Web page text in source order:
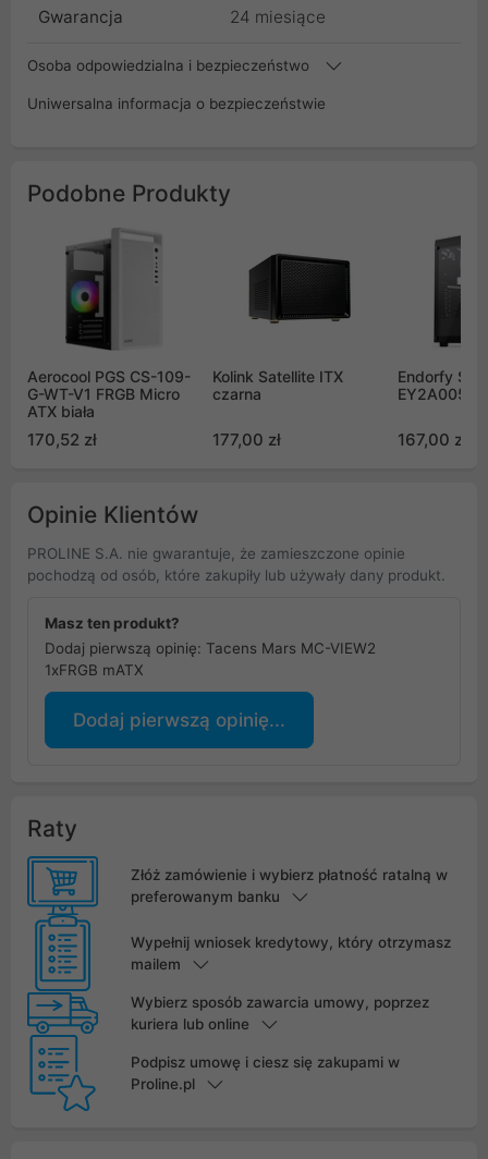
Gwarancja 24 miesiące
Osoba odpowiedzialna i bezpieczeństwo
Uniwersalna informacja o bezpieczeństwie
Podobne Produkty
Aerocool PGS CS-109-
G-WT-V1 FRGB Micro
ATX biała
170,52 zł
Kolink Satellite ITX
czarna
177,00 zł
Endorfy
EY2A005
167,00 zł
Opinie Klientów
PROLINE S.A. nie gwarantuje, że zamieszczone opinie
pochodzą od osób, które zakupiły lub używały dany produkt.
Masz ten produkt?
Dodaj pierwszą opinię: Tacens Mars MC-VIEW2
1xFRGB mATX
Dodaj pierwszą opinię...
Raty
Złóż zamówienie i wybierz płatność ratalną w
preferowanym banku
Wypełnij wniosek kredytowy, który otrzymasz
mailem
Wybierz sposób zawarcia umowy, poprzez
kuriera lub online
Podpisz umowę i ciesz się zakupami w
Proline.pl